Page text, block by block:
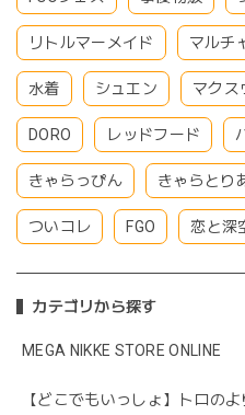
リトルマーメイド マルチ
水着 シュエン マクス
DORO レッドフード
きゃらっぴん きゃらとり
ついコレ FGO 恋と深
カテゴリから探す
MEGA NIKKE STORE ONLINE
【どこでもいっしょ】トロの